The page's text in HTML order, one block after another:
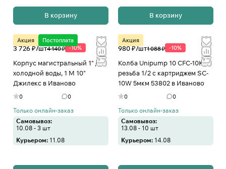
В корзину В корзину
Акция Постоплата
3 726 ₽/шт4 140 ₽ -10%
Корпус магистральный 1" для
холодной воды, 1 М 10"
Джилекс в Иваново
0 0
Только онлайн-заказ
Самовывоз:
10.08 - 3 шт
Курьером: 11.08
Акция
980 ₽/шт1 088 ₽ -10%
Колба Unipump 10 CFC-10K
резьба 1/2 с картриджем SC-
10W 5мкм 53802 в Иваново
0 0
Только онлайн-заказ
Самовывоз:
13.08 - 10 шт
Курьером: 14.08